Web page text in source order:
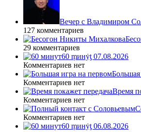
Вечер с Владимиром
127 комментариев
29 комментариев
60 ṃинẏƫ 07.08.2026
Комментариев нет
Большая
Комментариев нет
Время
Комментариев нет
Комментариев нет
60 ṃинẏƫ 06.08.2026